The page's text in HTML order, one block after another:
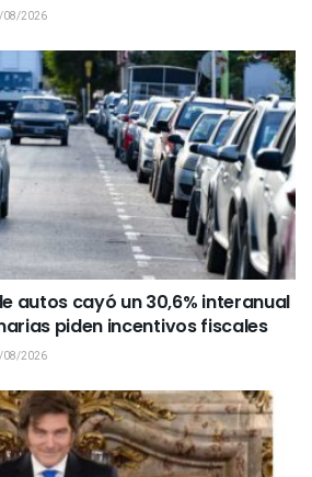
08/2026
autos cayó un 30,6% interanual
piden incentivos fiscales
08/2026